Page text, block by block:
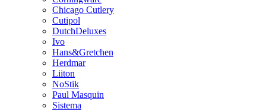
Chicago Cutlery
Cutipol
DutchDeluxes
Ivo
Hans&Gretchen
Herdmar
Liiton
NoStik
Paul Masquin
Sistema